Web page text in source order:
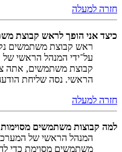
חזרה למעלה
כיצד אני הופך לראש קבוצת
ראש קבוצת משתמשים
על־ידי המנהל הראשי
קבוצת משתמשים, אתה
הראשי. נסה שליחת
חזרה למעלה
למה קבוצות משתמשים מסוימות
המנהל הראשי של
משתמשים מסוימת כדי